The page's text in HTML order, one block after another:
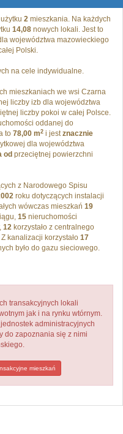
2 mieszkania. Na każdych
14,08 nowych lokali. Jest to
województwa mazowieckiego
Polski.
na cele indywidualne.
mieszkaniach we wsi Czarna
liczby izb dla województwa
liczby pokoi w całej Polsce.
oddanej do
to 78,00 m2 i jestznacznie
dla województwa
od przeciętnej powierzchni
z Narodowego Spisu
roku dotyczących instalacji
wówczas mieszkań 19
15 nieruchomości
12 korzystało z centralnego
kanalizacji korzystało 17
było do gazu sieciowego.
transakcyjnych lokali
jak i na rynku wtórnym.
administracyjnych
do zapoznania się z nimi
mieszkań